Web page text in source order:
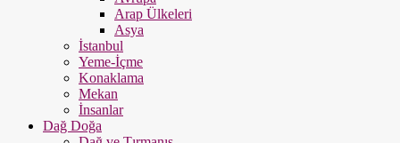
Arap Ülkeleri
Asya
İstanbul
Yeme-İçme
Konaklama
Mekan
İnsanlar
Dağ Doğa